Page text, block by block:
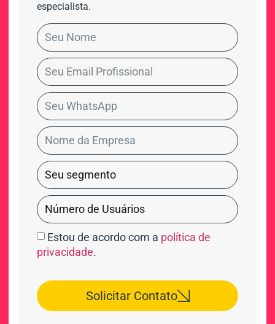
especialista.
Estou de acordo com a política de
privacidade.
Solicitar Contato